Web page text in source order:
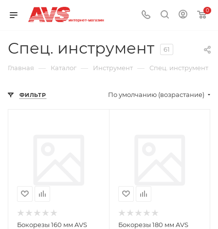
0
Спец. инструмент 61
Главная — Каталог — Инструмент — Спец. инструмент
ФИЛЬТР По умолчанию (возрастание)
Бокорезы 160 мм AVS
Бокорезы 180 мм AVS